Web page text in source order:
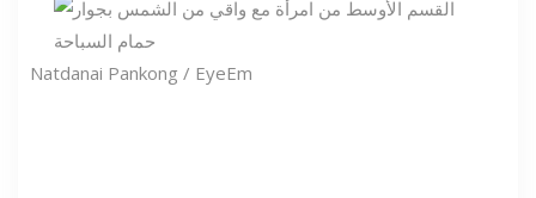
Natdanai Pankong / EyeEm